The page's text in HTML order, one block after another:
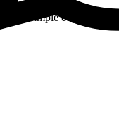
simple et pratique